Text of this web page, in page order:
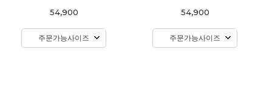
54,900
주문가능사이즈
54,900
주문가능사이즈